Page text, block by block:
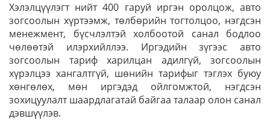
Хэлэлцүүлэгт нийт 400 гаруй иргэн оролцож, авто
зогсоолын хүртээмж, төлбөрийн тогтолцоо, нэгдсэн
менежмент, бүсчлэлтэй холбоотой санал бодлоо
чөлөөтэй илэрхийллээ. Иргэдийн зүгээс авто
зогсоолын тариф харилцан адилгүй, зогсоолын
хүрэлцээ хангалтгүй, шөнийн тарифыг тэглэх буюу
хөнгөлөх, мөн иргэдэд ойлгомжтой, нэгдсэн
зохицуулалт шаардлагатай байгаа талаар олон санал
дэвшүүлэв.